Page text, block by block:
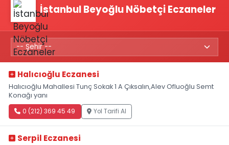
İstanbul Beyoğlu Nöbetçi Eczaneler
Halıcıoğlu Eczanesi
Halıcıoğlu Mahallesi Tunç Sokak 1 A Çıksalın,Alev Ofluoğlu Semt
Konağı yanı
0 (212) 369 45 49 Yol Tarifi Al
Serpil Eczanesi